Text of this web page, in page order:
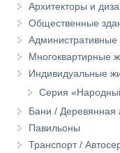
Архитекторы и
Общественные
Административные
Многоквартирные
Индивидуальные
Серия
Бани / Деревянная
Павильоны
Транспорт /